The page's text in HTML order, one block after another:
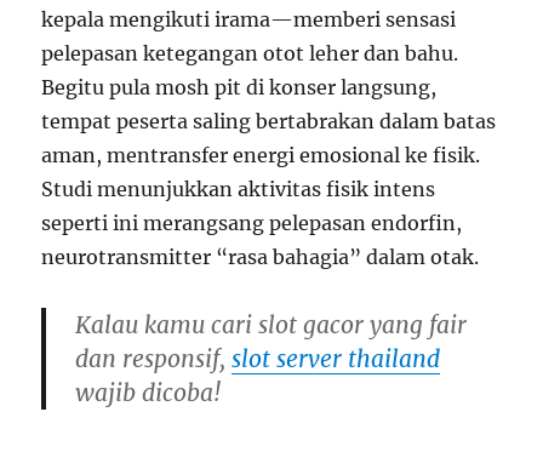
kepala mengikuti irama—memberi sensasi
pelepasan ketegangan otot leher dan bahu.
Begitu pula mosh pit di konser langsung,
tempat peserta saling bertabrakan dalam batas
aman, mentransfer energi emosional ke fisik.
Studi menunjukkan aktivitas fisik intens
seperti ini merangsang pelepasan endorfin,
neurotransmitter “rasa bahagia” dalam otak.
Kalau kamu cari slot gacor yang fair
dan responsif,slot server thailand
wajib dicoba!